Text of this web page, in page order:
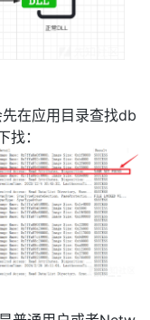
在应用目录查找db
：